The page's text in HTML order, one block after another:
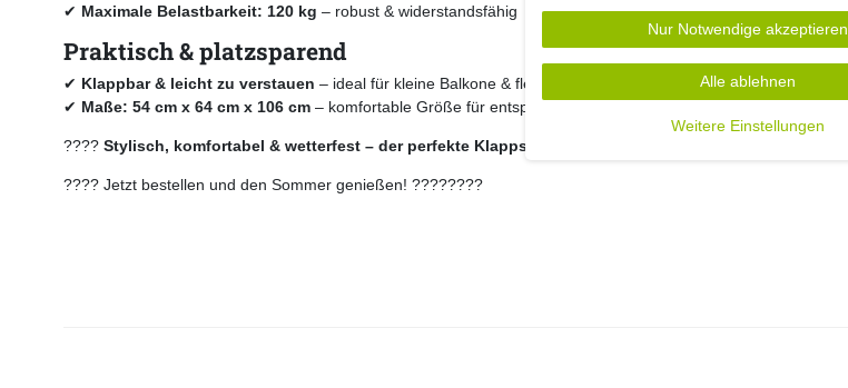
✔ Maximale Belastbarkeit: 120 kg – robust & widerstandsfähig
Praktisch & platzsparend
✔ Klappbar & leicht zu verstauen – ideal für kleine Balkone & flexible Nutzung
✔ Maße: 54 cm x 64 cm x 106 cm – komfortable Größe für entspanntes Sitzen
???? Stylisch, komfortabel & wetterfest – der perfekte Klappstuhl für Ihre Outdoor-Oase!
???? Jetzt bestellen und den Sommer genießen! ????????
Nur Notwendige akzeptieren
Alle ablehnen
Weitere Einstellungen